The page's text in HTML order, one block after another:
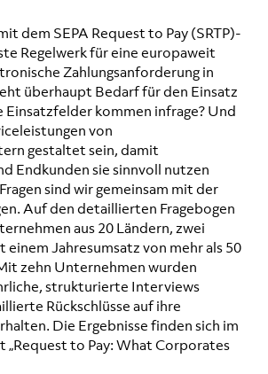
dem SEPA Request to Pay (SRTP)-
Regelwerk für eine europaweit
Zahlungsanforderung in
überhaupt Bedarf für den Einsatz
Einsatzfelder kommen infrage? Und
von
gestaltet sein, damit
Endkunden sie sinnvoll nutzen
sind wir gemeinsam mit der
Auf den detaillierten Fragebogen
aus 20 Ländern, zwei
Jahresumsatz von mehr als 50
zehn Unternehmen wurden
strukturierte Interviews
Rückschlüsse auf ihre
Die Ergebnisse finden sich im
„Request to Pay: What Corporates